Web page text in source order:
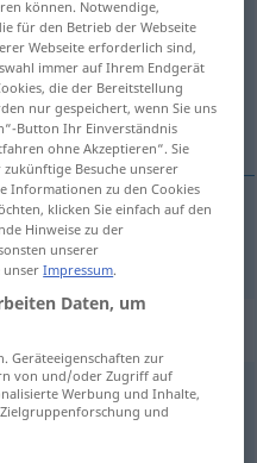
anklicken/antippen)
,(auf die Dauer o.ä.
können. Notwendige,
für den Betrieb der Webseite
Webseite erforderlich sind,
immer auf Ihrem Endgerät
die der Bereitstellung
nur gespeichert, wenn Sie uns
Button Ihr Einverständnis
ohne Akzeptieren“. Sie
Besuche unserer
Informationen zu den Cookies
klicken Sie einfach auf den
Hinweise zu der
unserer
unserImpressum.
Daten, um
Geräteeigenschaften zur
von und/oder Zugriff auf
Werbung und Inhalte,
und